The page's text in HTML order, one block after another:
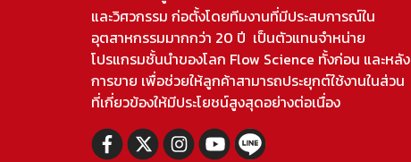
และวิศวกรรม ก่อตั้งโดยทีมงานที่มีประสบการณ์ใน
อุตสาหกรรมมากกว่า 20 ปี เป็นตัวแทนจำหน่าย
โปรแกรมชั้นนำของโลก Flow Science ทั้งก่อน และหลัง
การขาย เพื่อช่วยให้ลูกค้าสามารถประยุกต์ใช้งานในส่วน
ที่เกี่ยวข้องให้มีประโยชน์สูงสุดอย่างต่อเนื่อง